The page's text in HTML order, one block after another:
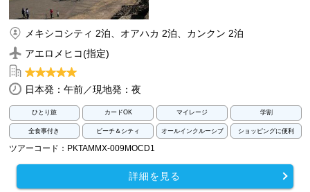
メキシコシティ 2泊、オアハカ 2泊、カンクン 2泊
アエロメヒコ(指定)
日本発：午前／現地発：夜
ひとり旅 カードOK マイレージ 学割
全食事付き ビーチ＆シティ オールインクルーシブ ショッピングに便利
ツアーコード：PKTAMMX-009MOCD1
詳細を見る